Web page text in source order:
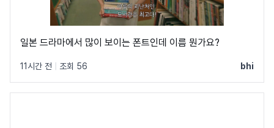
일본 드라마에서 많이 보이는 폰트인데 이름 뭔가요?
11시간 전 조회 56 bhi